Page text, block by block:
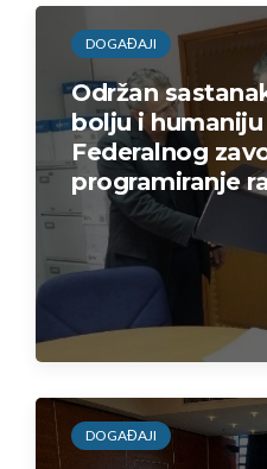
DOGAĐAJI
Održan
bolju i
Federalnog
programiranje
DOGAĐAJI